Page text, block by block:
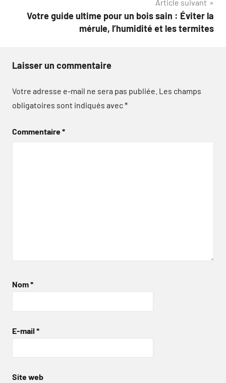
Article suivant
Votre guide ultime pour un bois sain : Éviter la
mérule, l’humidité et les termites
Laisser un commentaire
Votre adresse e-mail ne sera pas publiée. Les champs
obligatoires sont indiqués avec*
Commentaire*
Nom*
E-mail *
Site web